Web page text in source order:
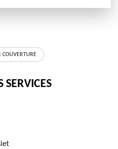
COUVERTURE
SERVICES